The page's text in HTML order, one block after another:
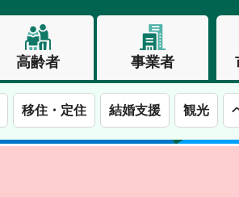
高齢者 事業者
移住・定住 結婚支援 観光